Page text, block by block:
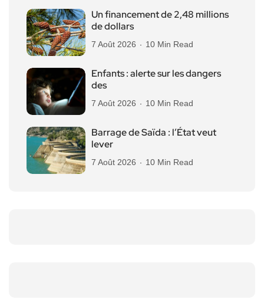
Un financement de 2,48 millions
de dollars
7 Août 2026 10 Min Read
Enfants : alerte sur les dangers
des
7 Août 2026 10 Min Read
Barrage de Saïda : l’État veut
lever
7 Août 2026 10 Min Read